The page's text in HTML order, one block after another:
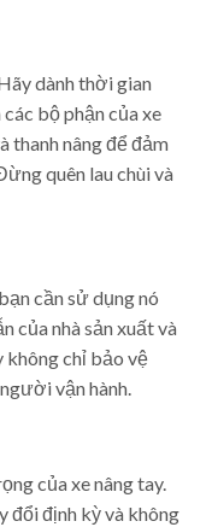
dành thời gian
bộ phận của xe
thanh nâng để đảm
quên lau chùi và
cần sử dụng nó
của nhà sản xuất và
không chỉ bảo vệ
vận hành.
của xe nâng tay.
định kỳ và không